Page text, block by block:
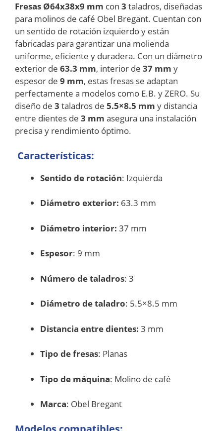
Fresas Ø64x38x9 mm con 3 taladros, diseñadas
para molinos de café Obel Bregant. Cuentan con
un sentido de rotación izquierdo y están
fabricadas para garantizar una molienda
uniforme, eficiente y duradera. Con un diámetro
exterior de 63.3 mm, interior de 37 mm y
espesor de 9 mm, estas fresas se adaptan
perfectamente a modelos como E.B. y ZERO. Su
diseño de 3 taladros de 5.5×8.5 mm y distancia
entre dientes de 3 mm asegura una instalación
precisa y rendimiento óptimo.
Características:
Sentido de rotación: Izquierda
Diámetro exterior: 63.3 mm
Diámetro interior: 37 mm
Espesor: 9 mm
Número de taladros: 3
Diámetro de taladro: 5.5×8.5 mm
Distancia entre dientes: 3 mm
Tipo de fresas: Planas
Tipo de máquina: Molino de café
Marca: Obel Bregant